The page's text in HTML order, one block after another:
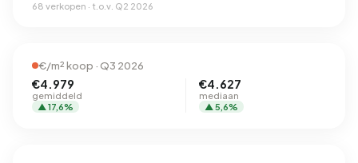
68 verkopen · t.o.v. Q2 2026
€/m² koop · Q3 2026
€4.979
gemiddeld
▲ 17,6%
€4.627
mediaan
▲ 5,6%